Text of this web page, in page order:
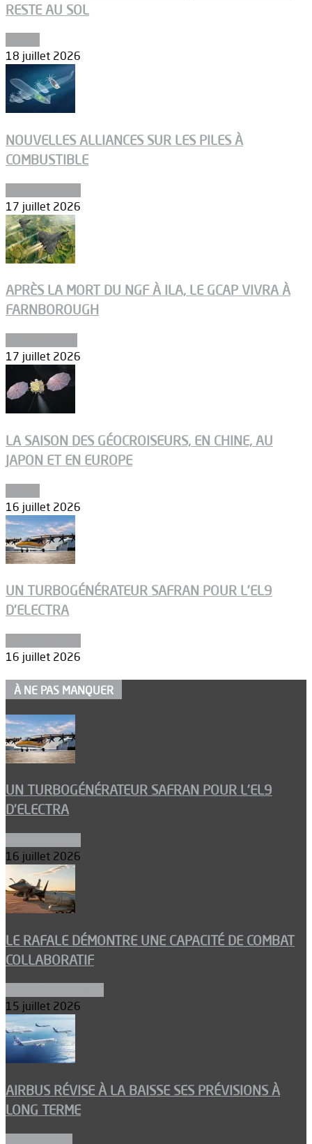
RESTE AU SOL
18 juillet 2026
NOUVELLES ALLIANCES SUR LES PILES À
COMBUSTIBLE
17 juillet 2026
APRÈS LA MORT DU NGF À ILA, LE GCAP VIVRA À
FARNBOROUGH
17 juillet 2026
LA SAISON DES GÉOCROISEURS, EN CHINE, AU
JAPON ET EN EUROPE
16 juillet 2026
UN TURBOGÉNÉRATEUR SAFRAN POUR L’EL9
D’ELECTRA
16 juillet 2026
À NE PAS MANQUER
UN TURBOGÉNÉRATEUR SAFRAN POUR L’EL9
D’ELECTRA
16 juillet 2026
LE RAFALE DÉMONTRE UNE CAPACITÉ DE COMBAT
COLLABORATIF
15 juillet 2026
AIRBUS RÉVISE À LA BAISSE SES PRÉVISIONS À
LONG TERME